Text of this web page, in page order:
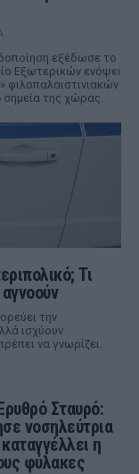
εξέδωσε το
Εξωτερικών ενόψει
φιλοπαλαιστινιακών
της χώρας.
Τι
την
ισχύουν
να γνωρίζει.
Σταυρό:
νοσηλεύτρια
η
φύλακες